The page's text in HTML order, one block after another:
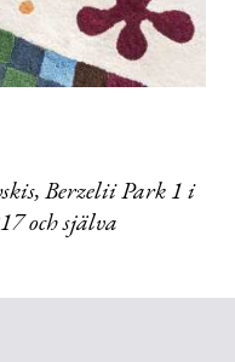
Berzelii Park 1 i
och själva